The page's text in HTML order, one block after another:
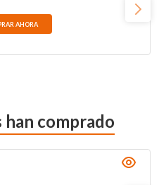
AHORA
comprado